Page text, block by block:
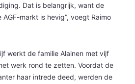
Dat is belangrijk, want de
markt is hevig”, voegt Raimo
werkt de familie Alainen met vijf
werk rond te zetten. Voordat de
haar intrede deed, werden de